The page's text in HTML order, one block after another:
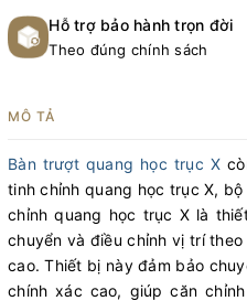
Hỗ trợ bảo hành trọn đời
Theo đúng chính sách
MÔ TẢ
Bàn trượt quang học trục X
tinh chỉnh quang học trục X,
chỉnh quang học trục X là
chuyển và điều chỉnh vị trí
cao. Thiết bị này đảm bảo
chính xác cao, giúp căn